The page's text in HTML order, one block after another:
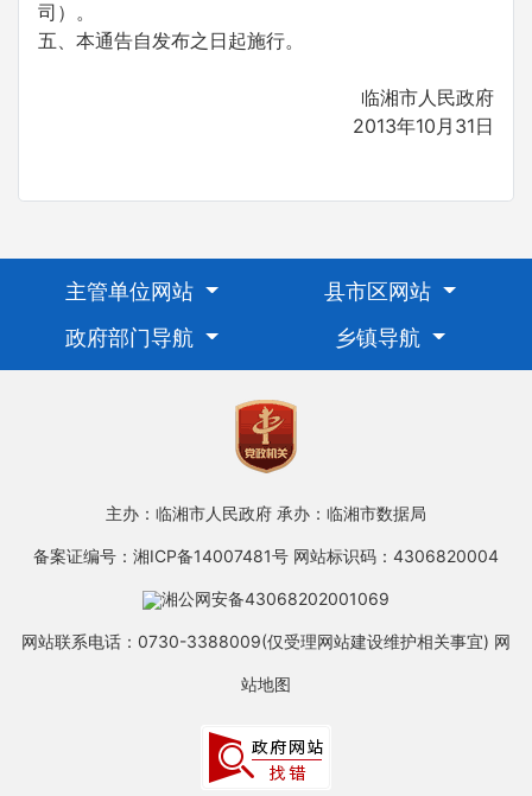
司）。
五、本通告自发布之日起施行。
临湘市人民政府
2013年10月31日
主管单位网站
县市区网站
政府部门导航
乡镇导航
主办：临湘市人民政府 承办：临湘市数据局
备案证编号：湘ICP备14007481号 网站标识码：4306820004
湘公网安备43068202001069
网站联系电话：0730-3388009(仅受理网站建设维护相关事宜) 网
站地图